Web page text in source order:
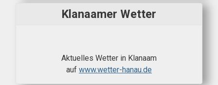
Klanaamer Wetter
Aktuelles Wetter in Klanaam
auf www.wetter-hanau.de